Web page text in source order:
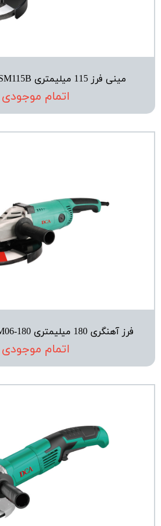
مینی فرز 115 میلیمتری ASM115B دی سی ای
اتمام موجودی
فرز آهنگری 180 میلیمتری ASM06-180 دی سی ای
اتمام موجودی